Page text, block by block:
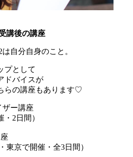
講後の講座
自分自身のこと。
プとして
ドバイスが
らの講座もあります♡
ー講座
・2日間）
東京で開催・全3日間）